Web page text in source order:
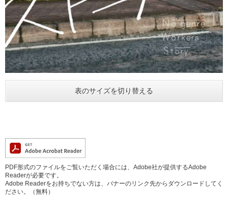
表のサイズを切り替える
PDF形式のファイルをご覧いただく場合には、Adobe社が提供するAdobe
Readerが必要です。
Adobe Readerをお持ちでない方は、バナーのリンク先からダウンロードしてく
ださい。（無料）